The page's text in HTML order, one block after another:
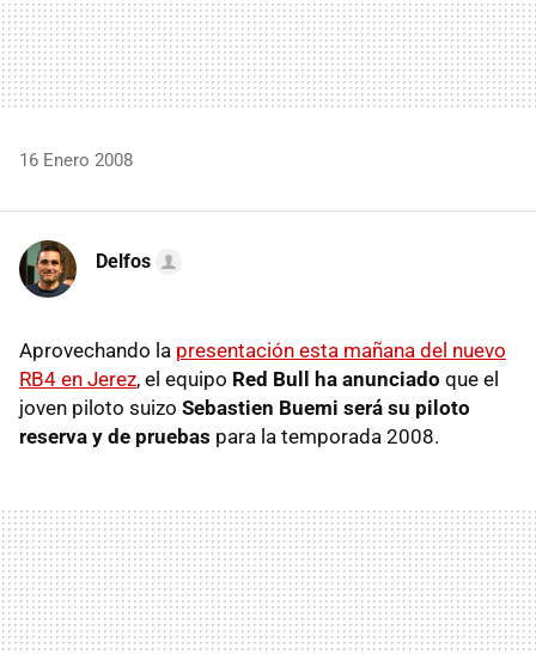
16 Enero 2008
Delfos
Aprovechando la presentación esta mañana del nuevo
RB4 en Jerez, el equipo Red Bull ha anunciado que el
joven piloto suizo Sebastien Buemi será su piloto
reserva y de pruebas para la temporada 2008.